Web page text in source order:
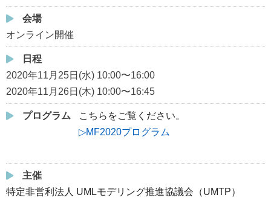
会場
オンライン開催
日程
2020年11月25日(水) 10:00〜16:00
2020年11月26日(木) 10:00〜16:45
プログラム
こちらをご覧ください。
▷MF2020プログラム
主催
特定非営利法人 UMLモデリング推進協議会（UMTP）